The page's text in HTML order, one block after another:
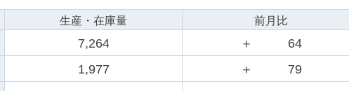
生産・在庫量
前月比
7,264 ＋ 64
1,977 ＋ 79